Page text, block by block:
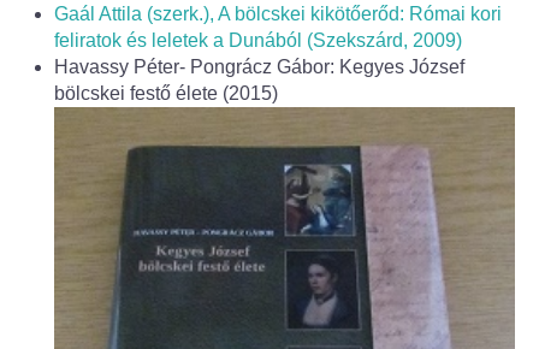
Háziorvos
Gyermekorvos
Fogorvos
Védőnői szolgálat
Központi orvosi ügyelet
Alapszolgáltatási Központ
Gaál Attila (szerk.), A bölcskei kikötőerőd: Római kori
feliratok és leletek a Dunából (Szekszárd, 2009)
Havassy Péter- Pongrácz Gábor: Kegyes József
bölcskei festő élete (2015)